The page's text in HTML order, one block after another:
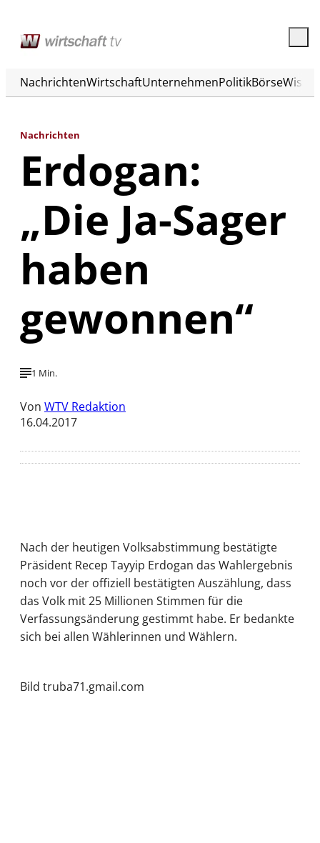
NachrichtenWirtschaftUnternehmenPolitikBörse
Nachrichten
Erdogan:
„Die Ja-Sager
haben
gewonnen“
1 Min.
Von WTV Redaktion
16.04.2017
Nach der heutigen Volksabstimmung bestätigte
Präsident Recep Tayyip Erdogan das Wahlergebnis
noch vor der offiziell bestätigten Auszählung, dass
das Volk mit 25 Millionen Stimmen für die
Verfassungsänderung gestimmt habe. Er bedankte
sich bei allen Wählerinnen und Wählern.
Bild truba71.gmail.com